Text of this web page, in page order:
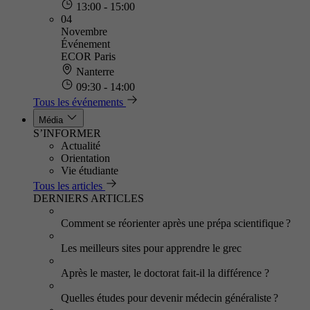
13:00 - 15:00
04
Novembre
Événement
ECOR Paris
Nanterre
09:30 - 14:00
Tous les événements
Média
S’INFORMER
Actualité
Orientation
Vie étudiante
Tous les articles
DERNIERS ARTICLES
Comment se réorienter après une prépa scientifique ?
Les meilleurs sites pour apprendre le grec
Après le master, le doctorat fait-il la différence ?
Quelles études pour devenir médecin généraliste ?